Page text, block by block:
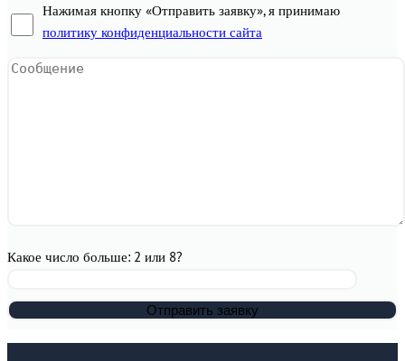
Нажимая кнопку «Отправить заявку», я принимаю
политику конфиденциальности сайта
Какое число больше: 2 или 8?